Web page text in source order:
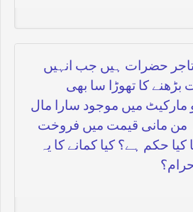
حضرات ہیں جب انہیں
کا تھوڑا سا بھی
میں موجود سارا مال
من مانی قیمت میں فروخت
حکم ہے؟ کیا کمانے کا یہ